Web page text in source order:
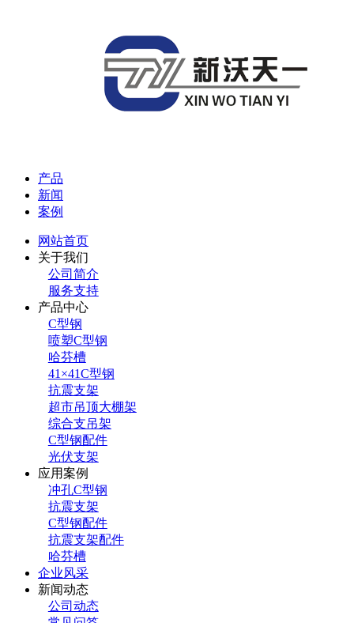
产品
新闻
案例
网站首页
关于我们
公司简介
服务支持
产品中心
C型钢
喷塑C型钢
哈芬槽
41×41C型钢
抗震支架
超市吊顶大棚架
综合支吊架
C型钢配件
光伏支架
应用案例
冲孔C型钢
抗震支架
C型钢配件
抗震支架配件
哈芬槽
企业风采
新闻动态
公司动态